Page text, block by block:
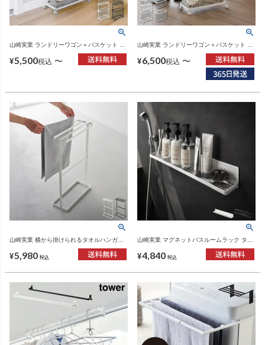
山崎実業 ランドリーワゴン＋バスケット タ
ーズ
¥5,500税込 〜
山崎実業 ランドリーワゴン＋バスケット ト
シリーズ
¥6,500税込 〜
山崎実業 横から掛けられるタオルハンガー
¥5,980 税込
山崎実業 マグネットバスルームラック タワ
ズ
¥4,840 税込